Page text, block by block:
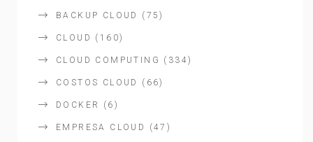
BACKUP CLOUD (75)
CLOUD (160)
CLOUD COMPUTING (334)
COSTOS CLOUD (66)
DOCKER (6)
EMPRESA CLOUD (47)